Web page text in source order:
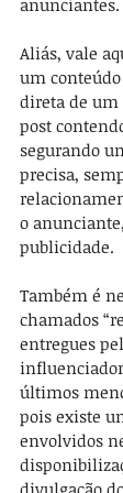
anunciantes.
Aliás, vale
um
direta de um
post
segurando
precisa,
o
publicidade.
Também é
chamados
entregues
últimos
pois existe
envolvidos
divulgação